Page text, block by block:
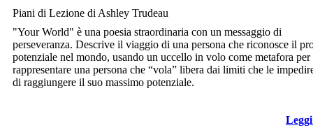
Piani di Lezione di Ashley Trudeau
"Your World" è una poesia straordinaria con un messaggio di
perseveranza. Descrive il viaggio di una persona che riconosce il
potenziale nel mondo, usando un uccello in volo come metafora per
rappresentare una persona che “vola” libera dai limiti che le
di raggiungere il suo massimo potenziale.